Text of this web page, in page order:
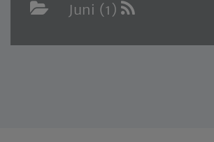
Juni (1)